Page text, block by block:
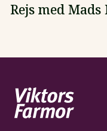
Rejs med